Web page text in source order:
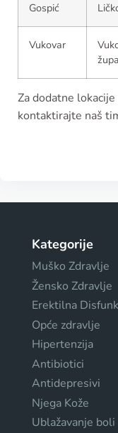
Gospić
Vukovar
Za dodatne
kontaktirajte naš
Kategorije
Muško Zdravlje
Žensko Zdravlje
Erektilna
Opće zdravlje
Hipertenzija
Antibiotici
Antidepresivi
Njega Kože
Ublažavanje boli